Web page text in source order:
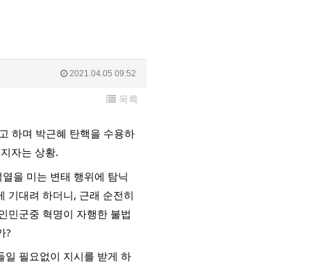
2021.04.05 09:52
목록
하며 박근혜 탄핵을 수용하
자는 상황.
을 미는 변태 행위에 탐닉
기대려 하더니, 근래 순전히
민군중 혁명이 자행한 불법
?
일 필요없이 지시를 받게 하